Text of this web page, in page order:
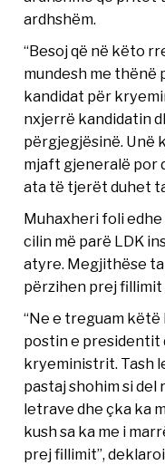
ardhshëm.
“Besoj që në këto
mundesh me thënë
kandidat për
nxjerrë kandidatin
përgjegjësinë. Unë
mjaft gjeneralë por
ata të tjerët duhet
Muhaxheri foli
cilin më parë LDK
atyre. Megjithëse
përzihen prej
“Ne e treguam
postin e presidentit
kryeministrit. Tash
pastaj shohim si
letrave dhe çka ka
kush sa ka me i
prej fillimit”,